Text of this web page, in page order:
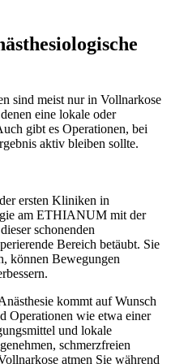
sind meist nur in Vollnarkose
eine lokale oder
gibt es Operationen, bei
aktiv bleiben sollte.
ersten Kliniken in
am ETHIANUM mit der
schonenden
Bereich betäubt. Sie
können Bewegungen
kommt auf Wunsch
Operationen wie etwa einer
und lokale
schmerzfreien
atmen Sie während